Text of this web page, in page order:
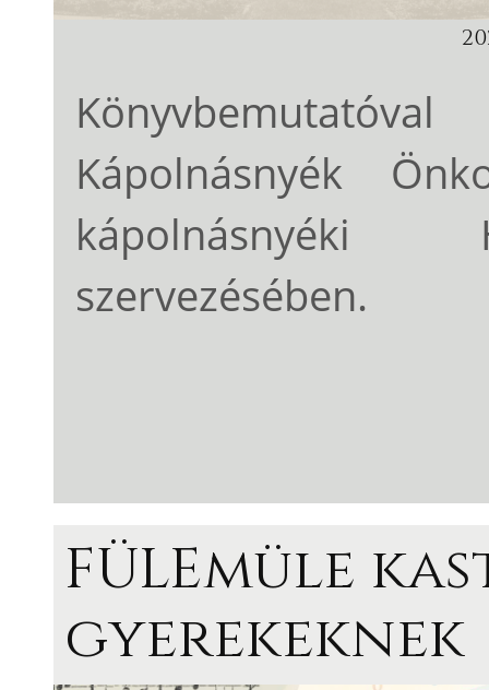
Könyvbemutatóval
Kápolnásnyék
kápolnásnyéki
szervezésében.
FÜLEmüle
gyerekeknek